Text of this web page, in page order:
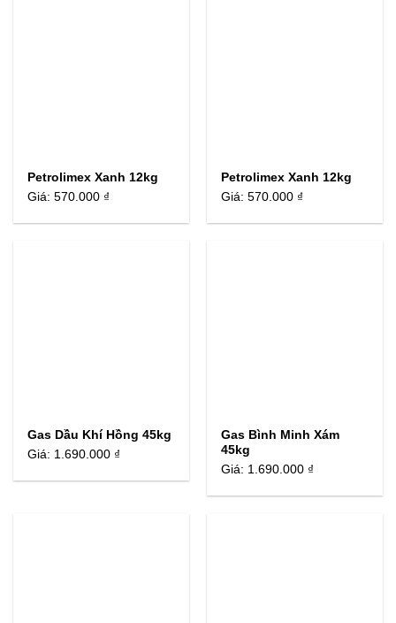
Petrolimex Xanh 12kg
Giá:570.000 ₫
Petrolimex Xanh 12kg
Giá:570.000 ₫
Gas Dầu Khí Hồng 45kg
Giá: 1.690.000 ₫
Gas Bình Minh Xám
45kg
Giá: 1.690.000 ₫